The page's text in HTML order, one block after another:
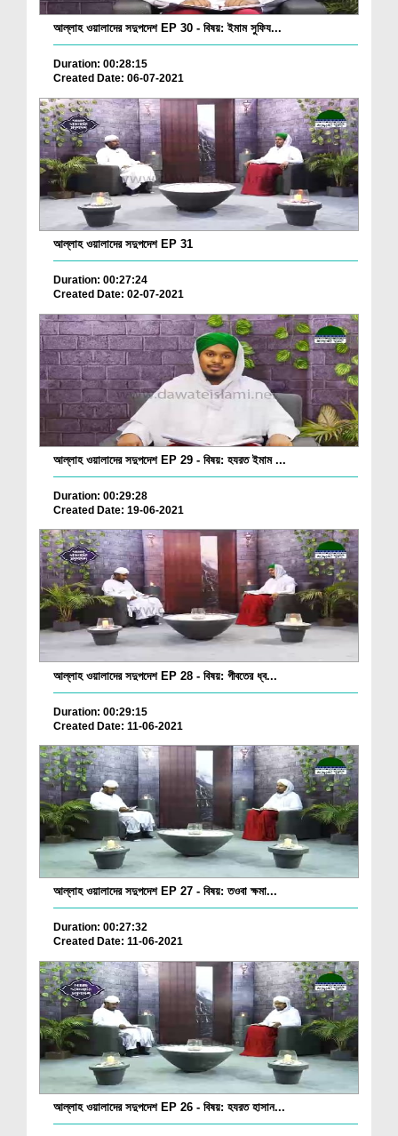
আল্লাহ ওয়ালাদের সদুপদেশ EP 30 - বিষয়: ইমাম সুফিয...
Duration: 00:28:15
Created Date: 06-07-2021
আল্লাহ ওয়ালাদের সদুপদেশ EP 31
Duration: 00:27:24
Created Date: 02-07-2021
আল্লাহ ওয়ালাদের সদুপদেশ EP 29 - বিষয়: হযরত ইমাম ...
Duration: 00:29:28
Created Date: 19-06-2021
আল্লাহ ওয়ালাদের সদুপদেশ EP 28 - বিষয়: গীবতের ধ্ব...
Duration: 00:29:15
Created Date: 11-06-2021
আল্লাহ ওয়ালাদের সদুপদেশ EP 27 - বিষয়: তওবা ক্ষমা...
Duration: 00:27:32
Created Date: 11-06-2021
আল্লাহ ওয়ালাদের সদুপদেশ EP 26 - বিষয়: হযরত হাসান...